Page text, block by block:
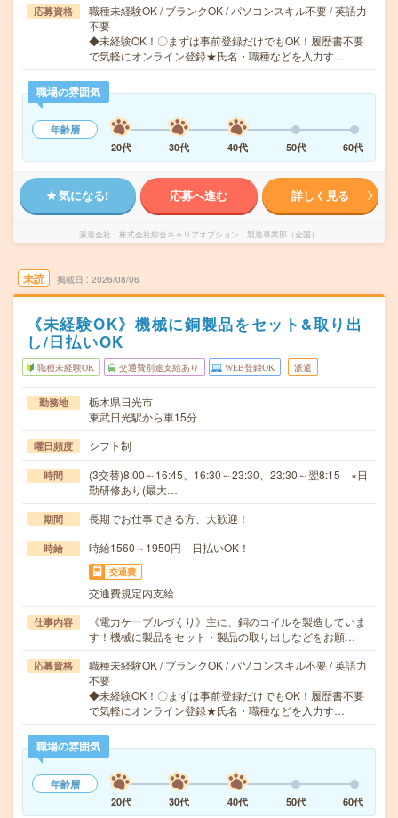
応募資格
職種未経験OK / ブランクOK / パソコンスキル不要 / 英語力
不要
◆未経験OK！〇まずは事前登録だけでもOK！履歴書不要
で気軽にオンライン登録★氏名・職種などを入力す…
職場の雰囲気
年齢層
20代
30代 40代 50代 60代
気になる! 応募へ進む 詳しく見る
派遣会社 株式会社綜合キャリアオプション 製造事業部（全国）
未読 掲載日 2026/08/06
《未経験OK》機械に銅製品をセット&取り出
し/日払いOK
職種未経験OK 交通費別途支給あり WEB登録OK 派遣
勤務地
栃木県日光市
東武日光駅から車15分
曜日頻度 シフト制
時間
(3交替)8:00～16:45、16:30～23:30、23:30～翌8:15 ※日
勤研修あり(最大…
期間 長期でお仕事できる方、大歓迎！
時給 時給1560～1950円 日払いOK！
交通費
交通費規定内支給
仕事内容
《電力ケーブルづくり》主に、銅のコイルを製造していま
す！機械に製品をセット・製品の取り出しなどをお願…
応募資格
職種未経験OK / ブランクOK / パソコンスキル不要 / 英語力
不要
◆未経験OK！〇まずは事前登録だけでもOK！履歴書不要
で気軽にオンライン登録★氏名・職種などを入力す…
職場の雰囲気
年齢層
20代
30代 40代 50代 60代